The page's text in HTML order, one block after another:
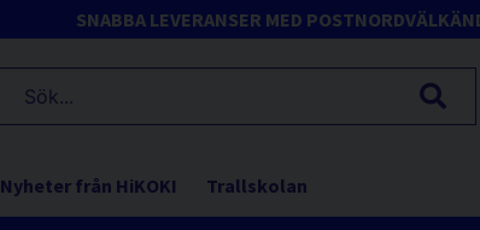
SNABBA LEVERANSER MED POSTNORD
Nyheter från HiKOKI Trallskolan